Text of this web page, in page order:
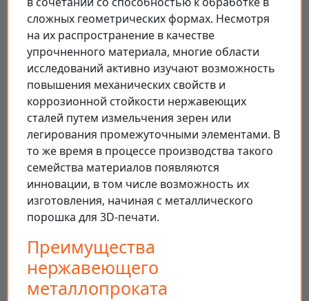
сложных геометрических формах. Несмотря
на их распространение в качестве
упрочненного материала, многие области
исследований активно изучают возможность
повышения механических свойств и
коррозионной стойкости нержавеющих
сталей путем измельчения зерен или
легирования промежуточными элементами. В
то же время в процессе производства такого
семейства материалов появляются
инновации, в том числе возможность их
изготовления, начиная с металлического
порошка для 3D-печати.
Преимущества
нержавеющего
металлопроката